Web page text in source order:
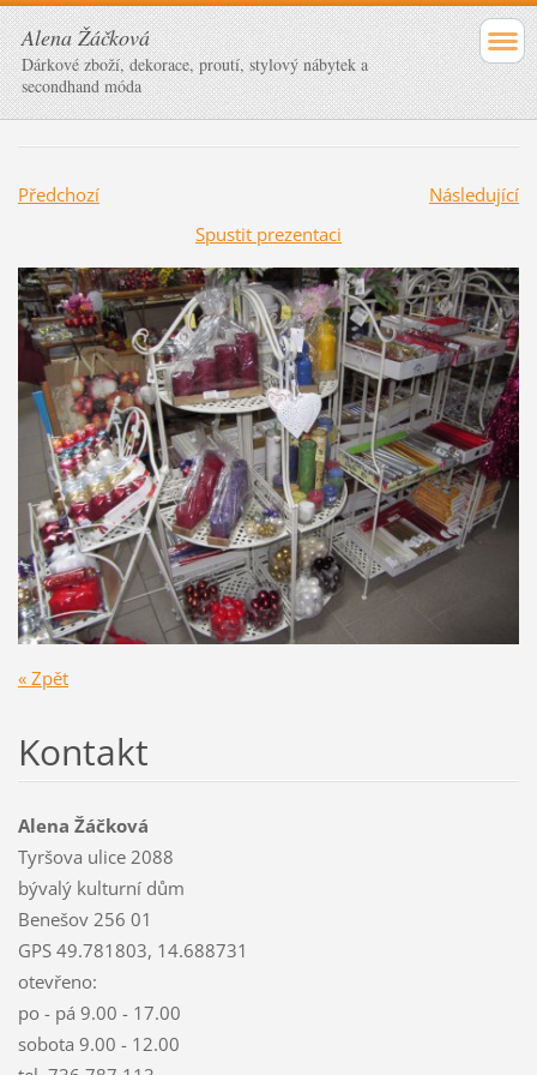
Alena Žáčková
Dárkové zboží, dekorace, proutí, stylový nábytek a
secondhand móda
Předchozí
Následující
Spustit prezentaci
« Zpět
Kontakt
Alena Žáčková
Tyršova ulice 2088
bývalý kulturní dům
Benešov 256 01
GPS 49.781803, 14.688731
otevřeno:
po - pá 9.00 - 17.00
sobota 9.00 - 12.00